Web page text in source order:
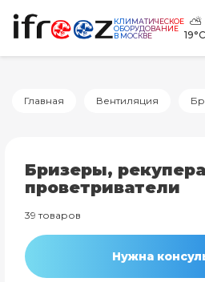
КЛИМАТИЧЕСКОЕ
ОБОРУДОВАНИЕ
В МОСКВЕ
⛅
19°C
Главная Вентиляция
Бризеры,
проветриватели
39 товаров
Нужна